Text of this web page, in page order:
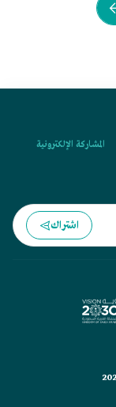
المشاركة الإلكترونية
اشتراك